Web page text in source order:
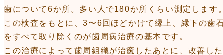
歯について6か所。多い人で180か所くらい測定します
この検査をもとに、3〜6回ほどかけて縁上、縁下の歯
をすべて取り除くのが歯周病治療の基本です。
この治療によって歯周組織が治癒したあとに、改善した